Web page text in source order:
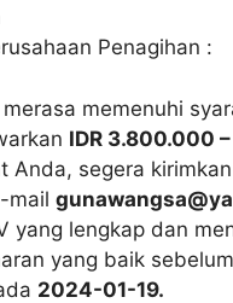
Penagihan :
memenuhi
IDR 3.800.000
Anda, segera
mail
yang lengkap dan
yang baik
2024-01-19.